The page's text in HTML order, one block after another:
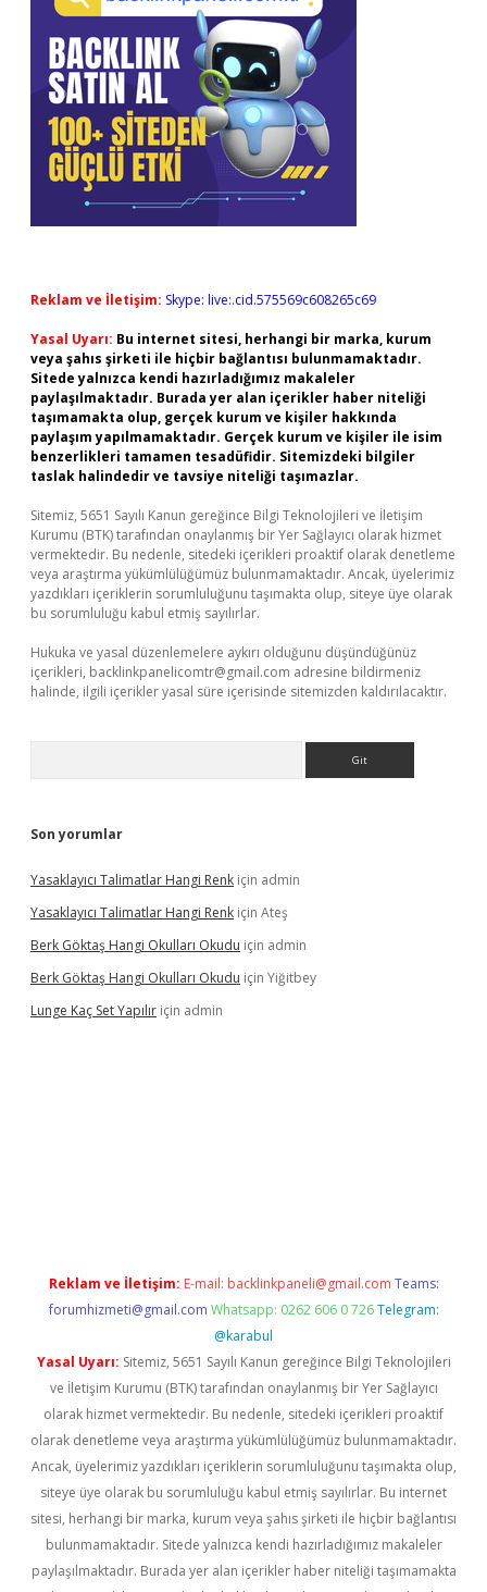
Reklam ve İletişim: Skype: live:.cid.575569c608265c69
Yasal Uyarı: Bu internet sitesi, herhangi bir marka, kurum
veya şahıs şirketi ile hiçbir bağlantısı bulunmamaktadır.
Sitede yalnızca kendi hazırladığımız makaleler
paylaşılmaktadır. Burada yer alan içerikler haber niteliği
taşımamakta olup, gerçek kurum ve kişiler hakkında
paylaşım yapılmamaktadır. Gerçek kurum ve kişiler ile isim
benzerlikleri tamamen tesadüfidir. Sitemizdeki bilgiler
taslak halindedir ve tavsiye niteliği taşımazlar.
Sitemiz, 5651 Sayılı Kanun gereğince Bilgi Teknolojileri ve İletişim
Kurumu (BTK) tarafından onaylanmış bir Yer Sağlayıcı olarak hizmet
vermektedir. Bu nedenle, sitedeki içerikleri proaktif olarak denetleme
veya araştırma yükümlülüğümüz bulunmamaktadır. Ancak, üyelerimiz
yazdıkları içeriklerin sorumluluğunu taşımakta olup, siteye üye olarak
bu sorumluluğu kabul etmiş sayılırlar.
Hukuka ve yasal düzenlemelere aykırı olduğunu düşündüğünüz
içerikleri, backlinkpanelicomtr@gmail.com adresine bildirmeniz
halinde, ilgili içerikler yasal süre içerisinde sitemizden kaldırılacaktır.
Son yorumlar
Yasaklayıcı Talimatlar Hangi Renk için admin
Yasaklayıcı Talimatlar Hangi Renk için Ateş
Berk Göktaş Hangi Okulları Okudu için admin
Berk Göktaş Hangi Okulları Okudu için Yiğitbey
Lunge Kaç Set Yapılır için admin
Reklam ve İletişim: E-mail: backlinkpaneli@gmail.com Teams:
forumhizmeti@gmail.com Whatsapp: 0262 606 0 726 Telegram:
@karabul
Yasal Uyarı: Sitemiz, 5651 Sayılı Kanun gereğince Bilgi Teknolojileri
ve İletişim Kurumu (BTK) tarafından onaylanmış bir Yer Sağlayıcı
olarak hizmet vermektedir. Bu nedenle, sitedeki içerikleri proaktif
olarak denetleme veya araştırma yükümlülüğümüz bulunmamaktadır.
Ancak, üyelerimiz yazdıkları içeriklerin sorumluluğunu taşımakta olup,
siteye üye olarak bu sorumluluğu kabul etmiş sayılırlar. Bu internet
sitesi, herhangi bir marka, kurum veya şahıs şirketi ile hiçbir bağlantısı
bulunmamaktadır. Sitede yalnızca kendi hazırladığımız makaleler
paylaşılmaktadır. Burada yer alan içerikler haber niteliği taşımamakta